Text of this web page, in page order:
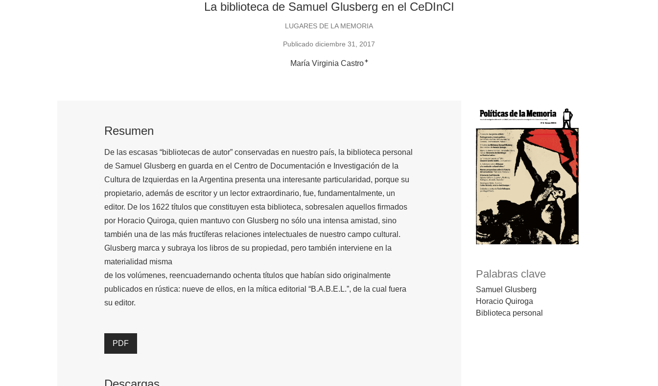
La biblioteca de Samuel Glusberg en el CeDInCI
LUGARES DE LA MEMORIA
Publicado diciembre 31, 2017
María Virginia Castro+
Palabras clave
Samuel Glusberg
Horacio Quiroga
Biblioteca personal
Resumen
De las escasas “bibliotecas de autor” conservadas en nuestro país, la biblioteca personal
de Samuel Glusberg en guarda en el Centro de Documentación e Investigación de la
Cultura de Izquierdas en la Argentina presenta una interesante particularidad, porque su
propietario, además de escritor y un lector extraordinario, fue, fundamentalmente, un
editor. De los 1622 títulos que constituyen esta biblioteca, sobresalen aquellos firmados
por Horacio Quiroga, quien mantuvo con Glusberg no sólo una intensa amistad, sino
también una de las más fructíferas relaciones intelectuales de nuestro campo cultural.
Glusberg marca y subraya los libros de su propiedad, pero también interviene en la
materialidad misma
de los volúmenes, reencuadernando ochenta títulos que habían sido originalmente
publicados en rústica: nueve de ellos, en la mítica editorial “B.A.B.E.L.”, de la cual fuera
su editor.
PDF